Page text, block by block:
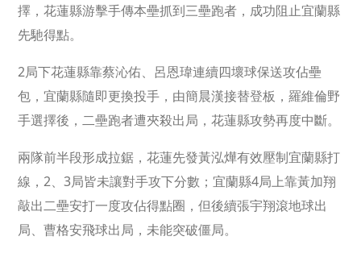
擇，花蓮縣游擊手傳本壘抓到三壘跑者，成功阻止宜蘭縣
先馳得點。
2局下花蓮縣靠蔡沁佑、呂恩瑋連續四壞球保送攻佔壘
包，宜蘭縣隨即更換投手，由簡晨漢接替登板，羅維倫野
手選擇後，二壘跑者遭夾殺出局，花蓮縣攻勢再度中斷。
兩隊前半段形成拉鋸，花蓮先發黃泓燁有效壓制宜蘭縣打
線，2、3局皆未讓對手攻下分數；宜蘭縣4局上靠黃加翔
敲出二壘安打一度攻佔得點圈，但後續張宇翔滾地球出
局、曹格安飛球出局，未能突破僵局。